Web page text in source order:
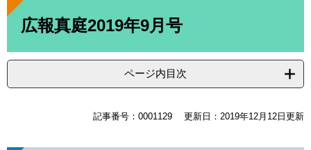
本
広報真庭2019年9月号
ページ内目次
記事番号：0001129 更新日：2019年12月12日更新